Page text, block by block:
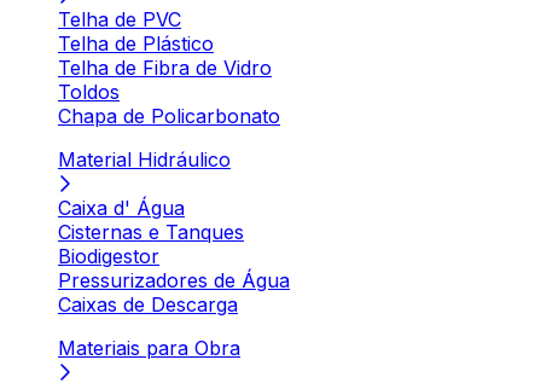
Telha de PVC
Telha de Plástico
Telha de Fibra de Vidro
Toldos
Chapa de Policarbonato
Material Hidráulico
Caixa d' Água
Cisternas e Tanques
Biodigestor
Pressurizadores de Água
Caixas de Descarga
Materiais para Obra